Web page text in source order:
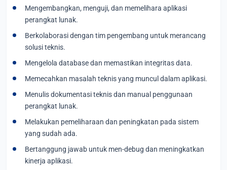
Mengembangkan, menguji, dan memelihara aplikasi
perangkat lunak.
Berkolaborasi dengan tim pengembang untuk merancang
solusi teknis.
Mengelola database dan memastikan integritas data.
Memecahkan masalah teknis yang muncul dalam aplikasi.
Menulis dokumentasi teknis dan manual penggunaan
perangkat lunak.
Melakukan pemeliharaan dan peningkatan pada sistem
yang sudah ada.
Bertanggung jawab untuk men-debug dan meningkatkan
kinerja aplikasi.